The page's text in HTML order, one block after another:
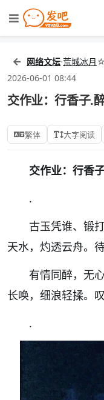
网络文坛·荒城冰月
2026-06-01 08:44
交作业：行香子.
繁体 大字阅读
交作业：行香
.
古玉凭谁、锻
天水，灼透云舟。
有情同醉，无
长唤，细浪轻揉。
.